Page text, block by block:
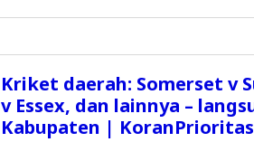
Kriket daerah: Somerset v
v Essex, dan lainnya –
Kabupaten |